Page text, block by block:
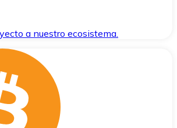
a nuestro ecosistema.